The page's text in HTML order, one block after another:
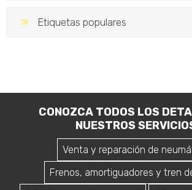
Etiquetas populares
CONOZCA TODOS LOS
NUESTROS
Venta y reparación de
Frenos, amortiguadores y tren